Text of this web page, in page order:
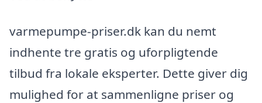
varmepumpe-priser.dk kan du nemt
indhente tre gratis og uforpligtende
tilbud fra lokale eksperter. Dette giver dig
mulighed for at sammenligne priser og